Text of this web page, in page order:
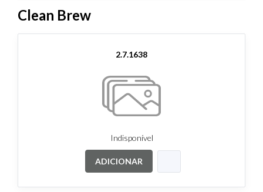
Clean Brew
2.7.1638
Indisponível
ADICIONAR